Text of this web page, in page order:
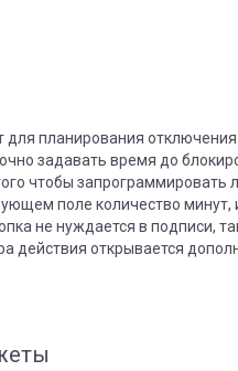
для планирования
задавать время до
чтобы
поле количество
не нуждается в подписи,
действия открывается